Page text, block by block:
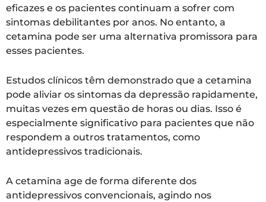
eficazes e os pacientes continuam a sofrer com
sintomas debilitantes por anos. No entanto, a
cetamina pode ser uma alternativa promissora para
esses pacientes.
Estudos clínicos têm demonstrado que a cetamina
pode aliviar os sintomas da depressão rapidamente,
muitas vezes em questão de horas ou dias. Isso é
especialmente significativo para pacientes que não
respondem a outros tratamentos, como
antidepressivos tradicionais.
A cetamina age de forma diferente dos
antidepressivos convencionais, agindo nos